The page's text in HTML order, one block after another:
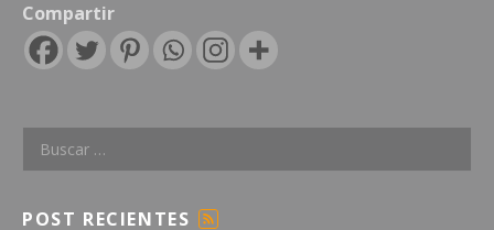
Compartir
Buscar:
POST RECIENTES